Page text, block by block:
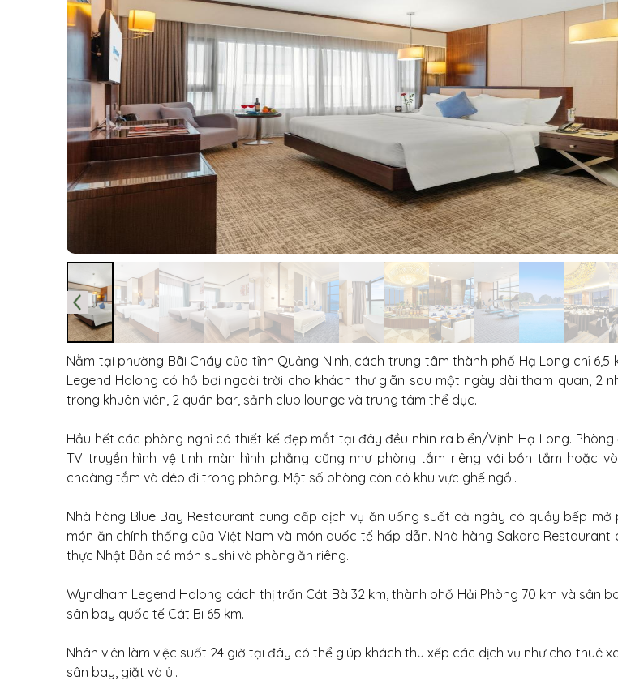
Nằm tại phường Bãi Cháy của tỉnh Quảng Ninh, cách trung tâm thành phố Hạ Long chỉ 6,5
Legend Halong có hồ bơi ngoài trời cho khách thư giãn sau một ngày dài tham quan, 2
trong khuôn viên, 2 quán bar, sảnh club lounge và trung tâm thể dục.
Hầu hết các phòng nghỉ có thiết kế đẹp mắt tại đây đều nhìn ra biển/Vịnh Hạ Long.
TV truyền hình vệ tinh màn hình phẳng cũng như phòng tắm riêng với bồn tắm hoặc
choàng tắm và dép đi trong phòng. Một số phòng còn có khu vực ghế ngồi.
Nhà hàng Blue Bay Restaurant cung cấp dịch vụ ăn uống suốt cả ngày có quầy bếp mở
món ăn chính thống của Việt Nam và món quốc tế hấp dẫn. Nhà hàng Sakara Restaurant
thực Nhật Bản có món sushi và phòng ăn riêng.
Wyndham Legend Halong cách thị trấn Cát Bà 32 km, thành phố Hải Phòng 70 km và sân
sân bay quốc tế Cát Bi 65 km.
Nhân viên làm việc suốt 24 giờ tại đây có thể giúp khách thu xếp các dịch vụ như cho thuê
sân bay, giặt và ủi.